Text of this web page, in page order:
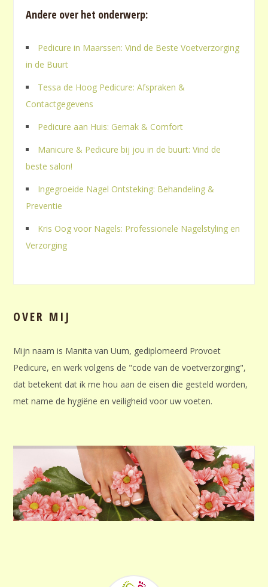
Andere over het onderwerp:
Pedicure in Maarssen: Vind de Beste Voetverzorging
in de Buurt
Tessa de Hoog Pedicure: Afspraken &
Contactgegevens
Pedicure aan Huis: Gemak & Comfort
Manicure & Pedicure bij jou in de buurt: Vind de
beste salon!
Ingegroeide Nagel Ontsteking: Behandeling &
Preventie
Kris Oog voor Nagels: Professionele Nagelstyling en
Verzorging
OVER MIJ
Mijn naam is Manita van Uum, gediplomeerd Provoet
Pedicure, en werk volgens de "code van de voetverzorging",
dat betekent dat ik me hou aan de eisen die gesteld worden,
met name de hygiëne en veiligheid voor uw voeten.